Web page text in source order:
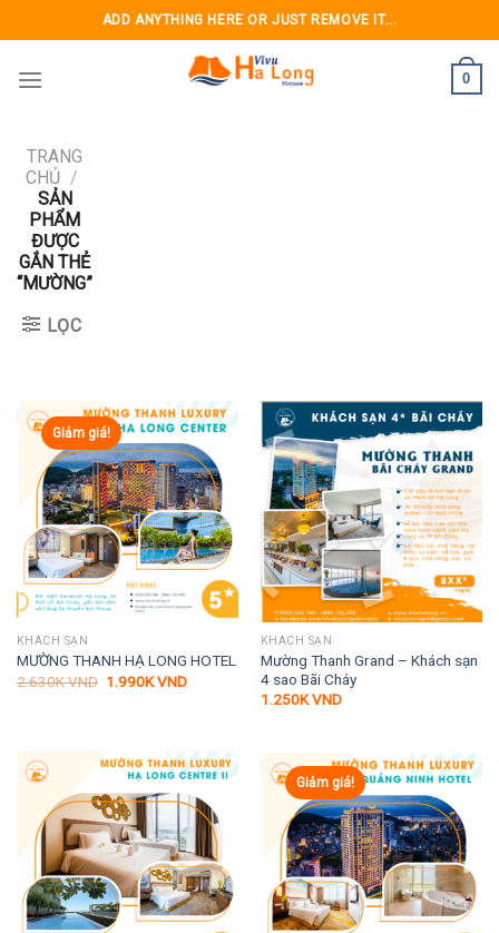
to
content
ADD ANYTHING HERE OR JUST REMOVE IT...
0
TRANG
CHỦ /
SẢN
PHẨM
ĐƯỢC
GẮN THẺ
“MƯỜNG”
LỌC
Giảm giá!
KHÁCH SẠN
MƯỜNG THANH HẠ LONG HOTEL
2.630KVND Giá
1.990KVNDGiá
KHÁCH SẠN
Mường Thanh Grand – Khách sạn
4 sao Bãi Cháy
1.250KVND
Giảm giá!